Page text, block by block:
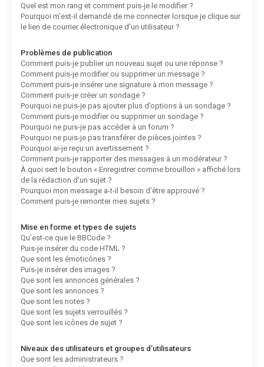
Quel est mon rang et comment puis-je le modifier ?
Pourquoi m’est-il demandé de me connecter lorsque je clique sur
le lien de courrier électronique d’un utilisateur ?
Problèmes de publication
Comment puis-je publier un nouveau sujet ou une réponse ?
Comment puis-je modifier ou supprimer un message ?
Comment puis-je insérer une signature à mon message ?
Comment puis-je créer un sondage ?
Pourquoi ne puis-je pas ajouter plus d’options à un sondage ?
Comment puis-je modifier ou supprimer un sondage ?
Pourquoi ne puis-je pas accéder à un forum ?
Pourquoi ne puis-je pas transférer de pièces jointes ?
Pourquoi ai-je reçu un avertissement ?
Comment puis-je rapporter des messages à un modérateur ?
À quoi sert le bouton « Enregistrer comme brouillon » affiché lors
de la rédaction d’un sujet ?
Pourquoi mon message a-t-il besoin d’être approuvé ?
Comment puis-je remonter mes sujets ?
Mise en forme et types de sujets
Qu’est-ce que le BBCode ?
Puis-je insérer du code HTML ?
Que sont les émoticônes ?
Puis-je insérer des images ?
Que sont les annonces générales ?
Que sont les annonces ?
Que sont les notes ?
Que sont les sujets verrouillés ?
Que sont les icônes de sujet ?
Niveaux des utilisateurs et groupes d’utilisateurs
Que sont les administrateurs ?